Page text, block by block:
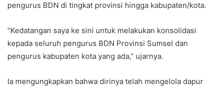
pengurus BDN di tingkat provinsi hingga kabupaten/kota.
“Kedatangan saya ke sini untuk melakukan konsolidasi
kepada seluruh pengurus BDN Provinsi Sumsel dan
pengurus kabupaten kota yang ada,” ujarnya.
Ia mengungkapkan bahwa dirinya telah mengelola dapur